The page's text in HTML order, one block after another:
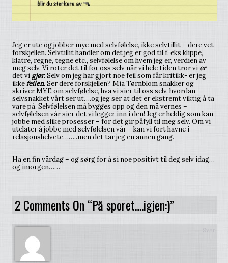
Jeg er ute og jobber mye med selvfølelse, ikke selvtillit – dere vet
forskjellen. Selvtillit handler om det jeg er god til f. eks klippe,
klatre, regne, tegne etc., selvfølelse om hvem jeg er, verdien av
meg selv. Vi roter det til for oss selv når vi hele tiden tror vi er
det vi gjør.Selv om jeg har gjort noe feil som får kritikk- er jeg
ikkefeilen.Ser dere forskjellen? Mia Tørnblom snakker og
skriver MYE om selvfølelse, hva vi sier til oss selv, hvordan
selvsnakket vårt ser ut….og jeg ser at det er ekstremt viktig å ta
vare på. Selvfølelsen må bygges opp og den må vernes –
selvfølelsen vår sier det vi legger inn i den! Jeg er heldig som kan
jobbe med slike prosesser – for det gir påfyll til meg selv. Om vi
utelater å jobbe med selvfølelsen vår – kan vi fort havne i
relasjonshelvete……..men det tar jeg en annen gang.
Ha en fin vårdag – og sørg for å si noe positivt til deg selv idag…
og imorgen……
2 Comments On “På sporet….igjen:)”